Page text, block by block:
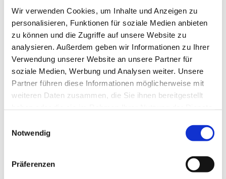
Wir verwenden Cookies, um Inhalte und Anzeigen zu
personalisieren, Funktionen für soziale Medien anbieten
zu können und die Zugriffe auf unsere Website zu
analysieren. Außerdem geben wir Informationen zu Ihrer
Verwendung unserer Website an unsere Partner für
soziale Medien, Werbung und Analysen weiter. Unsere
Partner führen diese Informationen möglicherweise mit
weiteren Daten zusammen, die Sie ihnen bereitgestellt
Notwendig
Präferenzen